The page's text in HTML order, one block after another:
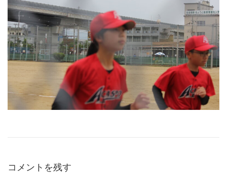
コメントを残す